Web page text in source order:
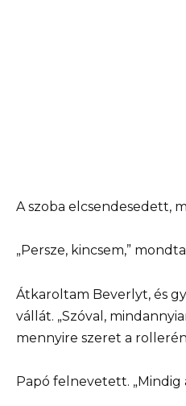
A szoba elcsendesedett,
„Persze, kincsem,”
Átkaroltam Beverlyt, és
vállát. „Szóval,
mennyire szeret a
Papó felnevetett. „Mindig